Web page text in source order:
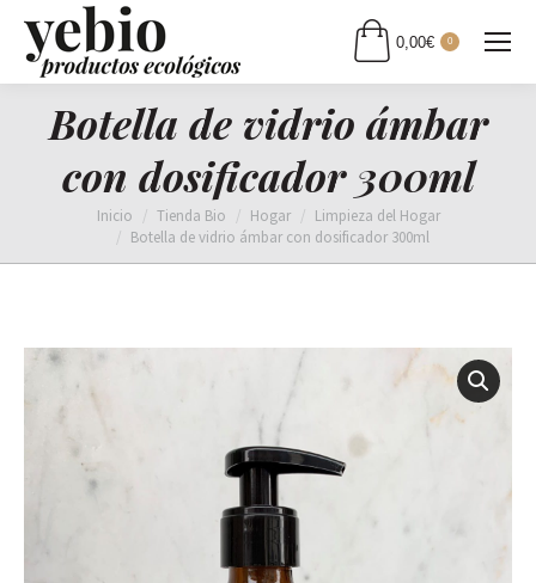
0,00€ 0
Botella de vidrio ámbar
con dosificador 300ml
Estás aquí:Inicio Tienda Bio Hogar
Limpieza del Hogar
Botella de vidrio ámbar con dosificador 300ml